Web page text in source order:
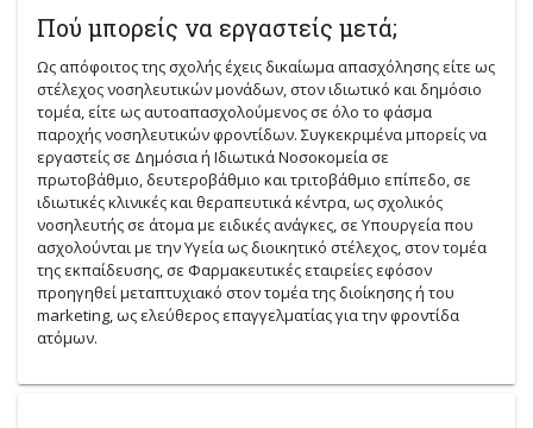
Πού μπορείς να εργαστείς μετά;
Ως απόφοιτος της σχολής έχεις δικαίωμα απασχόλησης είτε ως
στέλεχος νοσηλευτικών μονάδων, στον ιδιωτικό και δημόσιο
τομέα, είτε ως αυτοαπασχολούμενος σε όλο το φάσμα
παροχής νοσηλευτικών φροντίδων. Συγκεκριμένα μπορείς να
εργαστείς σε Δημόσια ή Ιδιωτικά Νοσοκομεία σε
πρωτοβάθμιο, δευτεροβάθμιο και τριτοβάθμιο επίπεδο, σε
ιδιωτικές κλινικές και θεραπευτικά κέντρα, ως σχολικός
νοσηλευτής σε άτομα με ειδικές ανάγκες, σε Υπουργεία που
ασχολούνται με την Υγεία ως διοικητικό στέλεχος, στον τομέα
της εκπαίδευσης, σε Φαρμακευτικές εταιρείες εφόσον
προηγηθεί μεταπτυχιακό στον τομέα της διοίκησης ή του
marketing, ως ελεύθερος επαγγελματίας για την φροντίδα
ατόμων.